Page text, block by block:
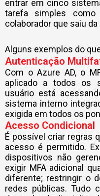
entrar em cinco
tarefa simples
colaborador que saiu
Alguns exemplos do
Autenticação
Com o Azure AD, o
aplicado a todos os
usuário está
sistema interno
exigida em todos os
Acesso Condicional
É possível criar regras
acesso é permitido.
dispositivos não
exigir MFA adicional
diferente; restringir o
redes públicas. Tudo